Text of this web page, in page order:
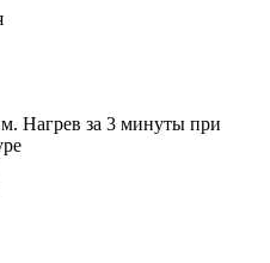
Нагрев за 3 минуты при